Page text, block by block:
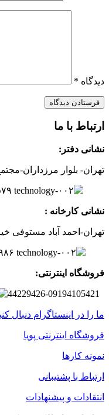
دیدگاه *
ارتباط با ما
نشانی دفتر:
تهران- بلوار مرزداران-
۹
نشانی کارخانه :
تهران- احمد آباد مستوفی
فروشگاه اینترنتی:
44229426-09194105421
ما را در اینستاگرام دنبال
فروشگاه اینترنتی پویا
نمونه کارها
ارتباط با پشتیبانی
انتقادات و پیشنهادات